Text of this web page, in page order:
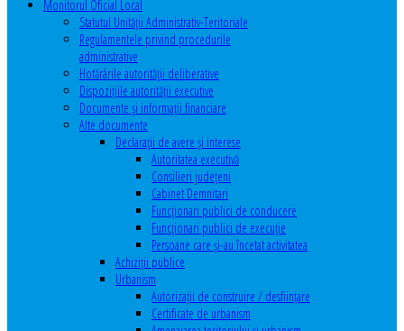
Monitorul Oficial Local
Statutul Unităţii Administrativ-Teritoriale
Regulamentele privind procedurile
administrative
Hotărârile autorităţii deliberative
Dispoziţiile autorităţii executive
Documente şi informaţii financiare
Alte documente
Declaraţii de avere şi interese
Autoritatea executivă
Consilieri judeţeni
Cabinet Demnitari
Funcţionari publici de conducere
Funcționari publici de execuție
Persoane care şi-au încetat activitatea
Achiziţii publice
Urbanism
Autorizații de construire / desființare
Certificate de urbanism